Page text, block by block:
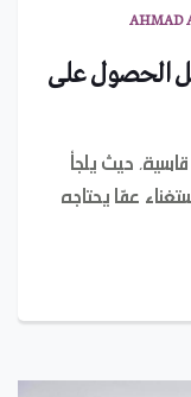
AHMAD
الحصول على
حيث يلجأ
عمّا يحتاجه